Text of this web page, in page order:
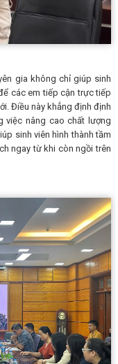
gia không chỉ giúp sinh
các em tiếp cận trực tiếp
Điều này khẳng định định
việc nâng cao chất lượng
sinh viên hình thành tầm
ngay từ khi còn ngồi trên